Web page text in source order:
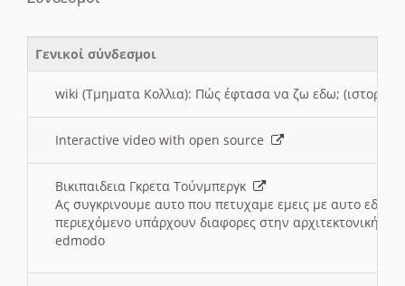
Γενικοί σύνδεσμοι
wiki (Τμηματα Κολλια): Πώς έφτασα να ζω εδω; (ιστορια)
Interactive video with open source
Βικιπαιδεια Γκρετα Τούνμπεργκ
Ας συγκρινουμε αυτο που πετυχαμε εμεις με αυτο εδω
περιεχόμενο υπάρχουν διαφορες στην αρχιτεκτονική
edmodo